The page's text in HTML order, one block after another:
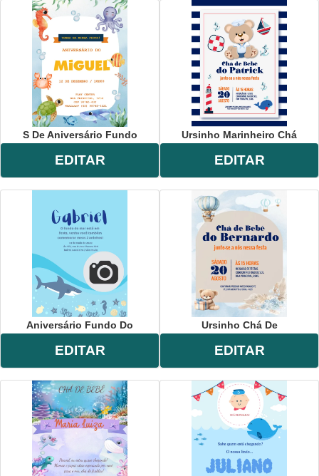
S De Aniversário Fundo
EDITAR
Ursinho Marinheiro Chá
EDITAR
Aniversário Fundo Do
EDITAR
Ursinho Chá De
EDITAR